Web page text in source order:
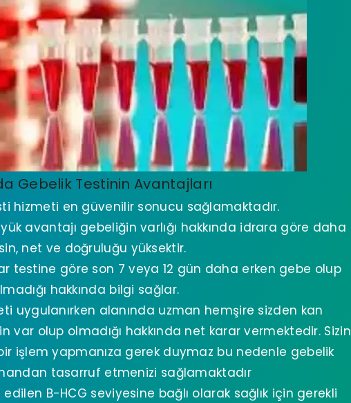
Gebelik Testinin Avantajları
hizmeti en güvenilir sonucu sağlamaktadır.
avantajı gebeliğin varlığı hakkında idrara göre daha
net ve doğruluğu yüksektir.
testine göre son 7 veya 12 gün daha erken gebe olup
hakkında bilgi sağlar.
uygulanırken alanında uzman hemşire sizden kan
var olup olmadığı hakkında net karar vermektedir. Sizin
işlem yapmanıza gerek duymaz bu nedenle gebelik
tasarruf etmenizi sağlamaktadır
B-HCG seviyesine bağlı olarak sağlık için gerekli